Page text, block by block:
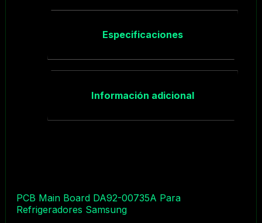
Especificaciones
Información adicional
PCB Main Board DA92-00735A Para
Refrigeradores Samsung